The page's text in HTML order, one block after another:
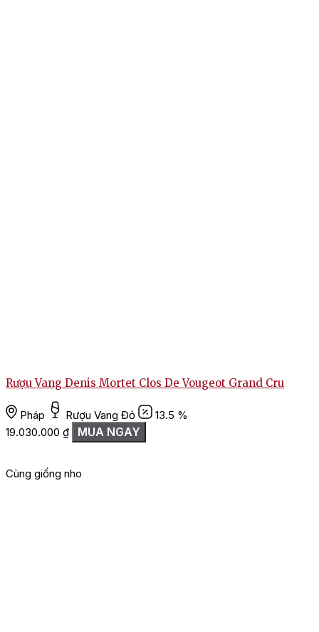
Rượu Vang Denis Mortet Clos De Vougeot Grand Cru
Pháp Rượu Vang Đỏ
13.5 %
19.030.000 ₫ MUA NGAY
Cùng giống nho